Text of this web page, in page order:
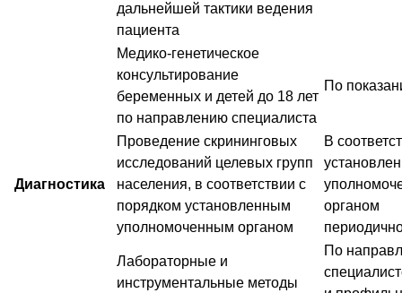
дальнейшей тактики ведения
пациента
Медико-генетическое
консультирование
беременных и детей до 18 лет
по направлению специалиста
По
Диагностика
Проведение скрининговых
исследований целевых групп
населения, в соответствии с
порядком установленным
уполномоченным органом
В
органом
Лабораторные и
инструментальные методы
По